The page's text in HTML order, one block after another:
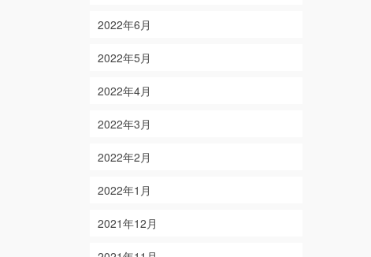
2022年6月
2022年5月
2022年4月
2022年3月
2022年2月
2022年1月
2021年12月